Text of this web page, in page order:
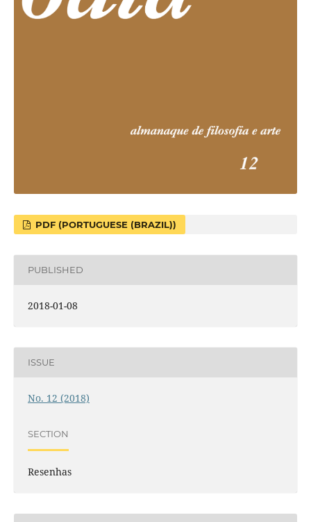
PDF (PORTUGUESE (BRAZIL))
PUBLISHED
2018-01-08
ISSUE
No. 12 (2018)
SECTION
Resenhas